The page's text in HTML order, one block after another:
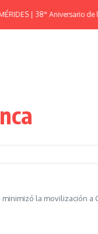
| 38° Aniversario de la
la movilización a